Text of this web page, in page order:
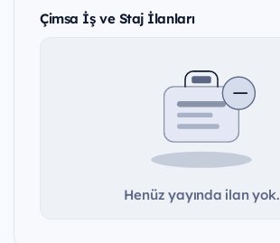
Çimsa İş ve Staj İlanları
Henüz yayında ilan yok.